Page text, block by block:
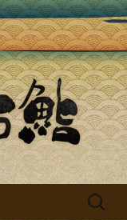
谷三丁目
寿司～
検